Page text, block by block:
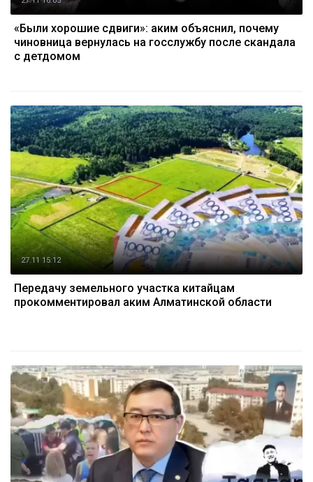
«Были хорошие сдвиги»: аким объяснил, почему
чиновница вернулась на госслужбу после скандала
с детдомом
27.11 15:12
Передачу земельного участка китайцам
прокомментировал аким Алматинской области